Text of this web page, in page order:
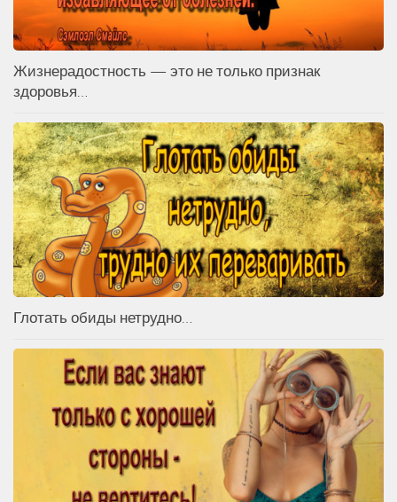
Жизнерадостность — это не только признак
здоровья…
Глотать обиды нетрудно…